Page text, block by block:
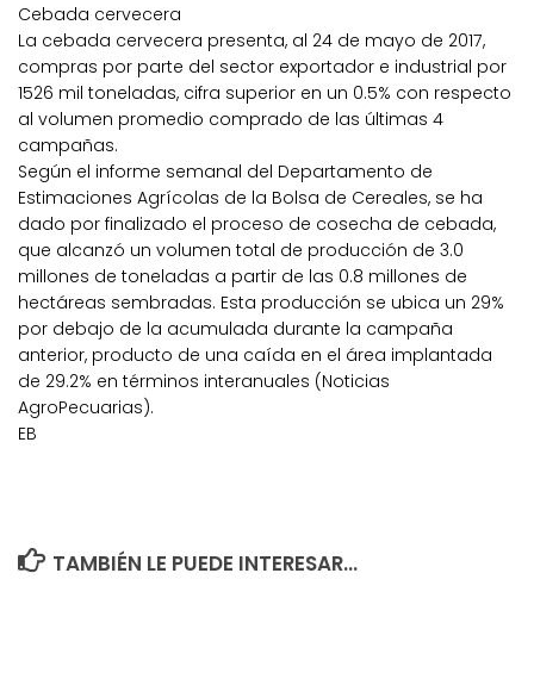
Cebada cervecera
La cebada cervecera presenta, al 24 de mayo de 2017,
compras por parte del sector exportador e industrial por
1526 mil toneladas, cifra superior en un 0.5% con respecto
al volumen promedio comprado de las últimas 4
campañas.
Según el informe semanal del Departamento de
Estimaciones Agrícolas de la Bolsa de Cereales, se ha
dado por finalizado el proceso de cosecha de cebada,
que alcanzó un volumen total de producción de 3.0
millones de toneladas a partir de las 0.8 millones de
hectáreas sembradas. Esta producción se ubica un 29%
por debajo de la acumulada durante la campaña
anterior, producto de una caída en el área implantada
de 29.2% en términos interanuales (Noticias
AgroPecuarias).
EB
TAMBIÉN LE PUEDE INTERESAR...